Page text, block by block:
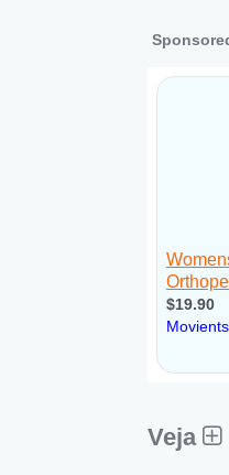
Dom:
Veja